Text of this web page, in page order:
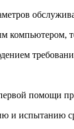
помощи
и испытанию